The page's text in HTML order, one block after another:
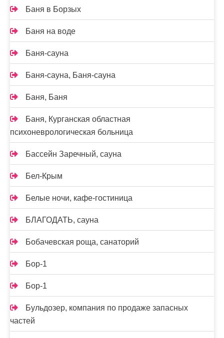
Баня в Борзых
Баня на воде
Баня-сауна
Баня-сауна, Баня-сауна
Баня, Баня
Баня, Курганская областная
психоневрологическая больница
Бассейн Заречный, сауна
Бел-Крым
Белые ночи, кафе-гостиница
БЛАГОДАТЬ, сауна
Бобачевская роща, санаторий
Бор-1
Бор-1
Бульдозер, компания по продаже запасных
частей